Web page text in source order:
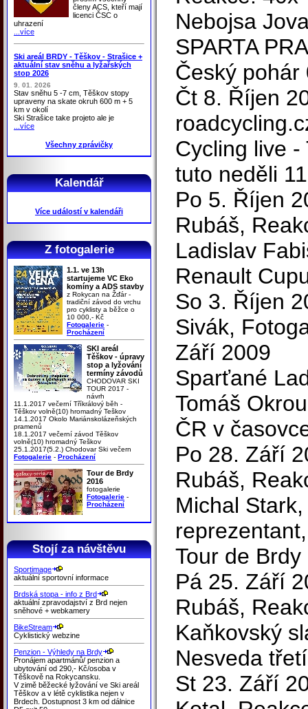
členy ACS, kteří mají
licenci ČSC o
uhrazení
...více
Ski areál BRDY - Těškov - Strašice +
aktuální stav sněhu a lyžařských
stop 2026
9. 01. 2026
Stav sněhu 5 -7 cm, Těškov stopy
upraveny na skate okruh 600 m + 5
km v okolí
Ski Strašice take projeto ale je
...více
Všechny zprávičky
Kalendář
Více událostí v kalendáři
Z fotogalerie
1.1. ve 13h
startujeme VC Eko
komíny a ADS stavby
z Rokycan na Žďár -
tradiční závod do vrchu
pro cyklisty a běžce o
10 000,- Kč
Fotogalerie -
Procházení
SKI areál
Těškov - úpravy
stop a lyžování
termíny závodů
CHODOVAR SKI
TOUR 2017 -
návrh
11.1.2017 večerní Tříkrálový běh -
Těškov volně(10) hromadný Teškov
14.1.2017 Okolo Mariánskolázeňských
pramenů
18.1.2017 večerní závod Těškov
volně(10) hromadný Teškov
25.1.2017(5.2.) Chodovar Ski večern
Fotogalerie - Procházení
Tour de Brdy
2016
fotogalerie
Fotogalerie -
Procházení
Stojí za návštěvu
Sportimage
aktuální sportovní informace
Brdská stopa - info z Brd
aktuální zpravodajství z Brd nejen
sněhové + webkamery
BikeStream
Cyklistický webzine
Penzion - Výhledy na Brdy
Pronájem apartmánů/ penzion a
ubytování od 290,- Kč/osoba v
Těškově na Rokycansku.
V zimě běžecké lyžování ve Ski areál
Těškov a v létě cyklistika nejen v
Brdech. Dostupnost 3 km od dálnice
Nebojsa
SPARTA
Český pohár
Čt 8. Říjen
Cycling live -
tuto neděli
Po 5. Říjen
Rubáš,
Ladislav
Renault
So 3. Říjen
Sivák,
Září 2009
Sparťané
Tomáš
ČR v
Po 28. Září
Rubáš,
Michal
Tour de Brdy
Pá 25. Září
Rubáš,
Kaňkovský
Nesveda třetí
St 23. Září